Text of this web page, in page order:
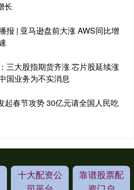
长
报 | 亚马逊盘前大涨 AWS同比增
三大股指期货齐涨 芯片股延续涨
国业务为不实消息
起春节攻势 30亿元请全国人民吃
十大配资公
靠谱股票配